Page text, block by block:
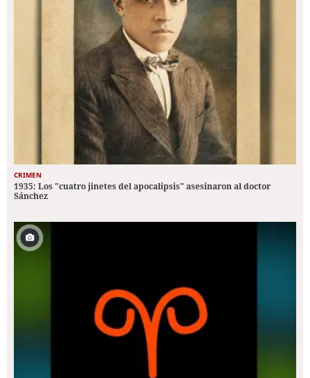
CRIMEN
1935: Los "cuatro jinetes del apocalipsis" asesinaron al doctor
Sánchez